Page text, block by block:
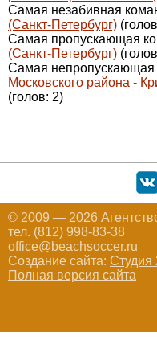
Самая незабивная
(Санкт-Петербург)
Самая пропускающая
(Санкт-Петербург)
Самая
Московского района -
(голов: 2)
© 2009 — 2026
тел. (812) 998-83-38
office@beachsoccer.ru
Создание сайта: Студия
Полная версия сайта